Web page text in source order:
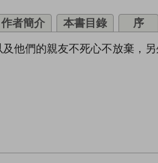
作者簡介 本書目錄 序
他們的親友不死心不放棄，另